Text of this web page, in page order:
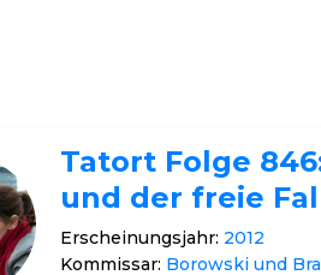
Tatort Folge
und der freie
Erscheinungsjahr: 2012
Kommissar: Borowski und